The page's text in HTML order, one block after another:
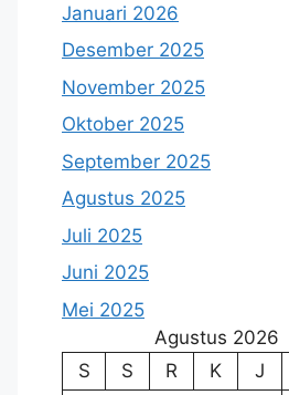
Januari 2026
Desember 2025
November 2025
Oktober 2025
September 2025
Agustus 2025
Juli 2025
Juni 2025
Mei 2025
Agustus 2026
S
S R K J